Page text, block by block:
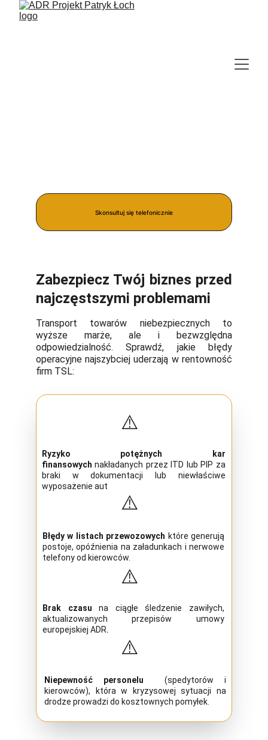
Skonsultuj się telefonicznie
Zabezpiecz Twój biznes przed
najczęstszymi problemami
Transport towarów niebezpiecznych to
wyższe marże, ale i bezwzględna
odpowiedzialność. Sprawdź, jakie błędy
operacyjne najszybciej uderzają w rentowność
firm TSL:
Ryzyko potężnych kar
finansowychnakładanych przez ITD lub PIP za
braki w dokumentacji lub niewłaściwe
wyposażenie aut
Błędy w listach przewozowych które generują
postoje, opóźnienia na załadunkach i nerwowe
telefony od kierowców.
Brak czasuna ciągłe śledzenie zawiłych,
aktualizowanych przepisów umowy
europejskiej ADR.
Niepewność personelu(spedytorów i
kierowców), która w kryzysowej sytuacji na
drodze prowadzi do kosztownych pomyłek.
⚠️
⚠️
⚠️
⚠️